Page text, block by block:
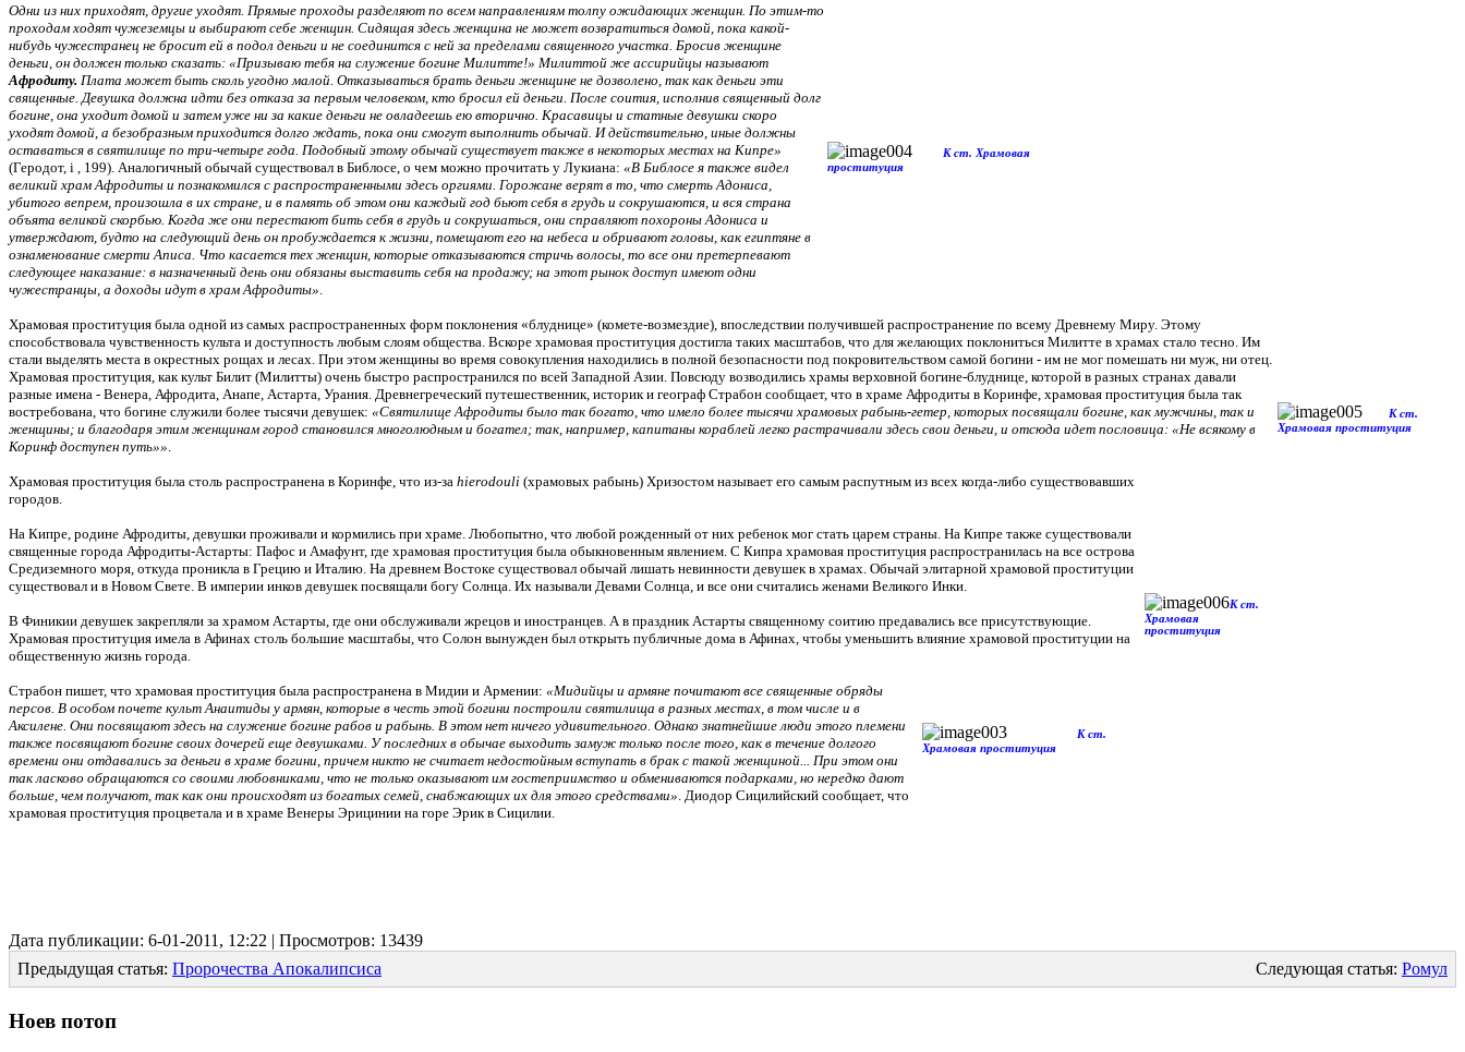
К ст. Храмовая
проституция
Одни из них приходят, другие уходят. Прямые проходы разделяют по всем направлениям толпу ожидающих женщин. По этим-то
проходам ходят чужеземцы и выбирают себе женщин. Сидящая здесь женщина не может возвратиться домой, пока какой-
нибудь чужестранец не бросит ей в подол деньги и не соединится с ней за пределами священного участка. Бросив женщине
деньги, он должен только сказать: «Призываю тебя на служение богине Милитте!» Милиттой же ассирийцы называют
Афродиту. Плата может быть сколь угодно малой. Отказываться брать деньги женщине не дозволено, так как деньги эти
священные. Девушка должна идти без отказа за первым человеком, кто бросил ей деньги. После соития, исполнив священный долг
богине, она уходит домой и затем уже ни за какие деньги не овладеешь ею вторично. Красавицы и статные девушки скоро
уходят домой, а безобразным приходится долго ждать, пока они смогут выполнить обычай. И действительно, иные должны
оставаться в святилище по три-четыре года. Подобный этому обычай существует также в некоторых местах на Кипре»
(Геродот, i , 199). Аналогичный обычай существовал в Библосе, о чем можно прочитать у Лукиана: «В Библосе я также видел
великий храм Афродиты и познакомился с распространенными здесь оргиями. Горожане верят в то, что смерть Адониса,
убитого вепрем, произошла в их стране, и в память об этом они каждый год бьют себя в грудь и сокрушаются, и вся страна
объята великой скорбью. Когда же они перестают бить себя в грудь и сокрушаться, они справляют похороны Адониса и
утверждают, будто на следующий день он пробуждается к жизни, помещают его на небеса и обривают головы, как египтяне в
ознаменование смерти Аписа. Что касается тех женщин, которые отказываются стричь волосы, то все они претерпевают
следующее наказание: в назначенный день они обязаны выставить себя на продажу; на этот рынок доступ имеют одни
чужестранцы, а доходы идут в храм Афродиты»
К ст.
Храмовая проституция
Храмовая проституция была одной из самых распространенных форм поклонения «блуднице» (комете-возмездие), впоследствии получившей распространение по всему Древнему Миру. Этому
способствовала чувственность культа и доступность любым слоям общества. Вскоре храмовая проституция достигла таких масштабов, что для желающих поклониться Милитте в храмах стало тесно. Им
стали выделять места в окрестных рощах и лесах. При этом женщины во время совокупления находились в полной безопасности под покровительством самой богини - им не мог помешать ни муж, ни отец.
Храмовая проституция, как культ Билит (Милитты) очень быстро распространился по всей Западной Азии. Повсюду возводились храмы верховной богине-блуднице, которой в разных странах давали
разные имена - Венера, Афродита, Анапе, Астарта, Урания. Древнегреческий путешественник, историк и географ Страбон сообщает, что в храме Афродиты в Коринфе, храмовая проституция была так
востребована, что богине служили более тысячи девушек: «Святилище Афродиты было так богато, что имело более тысячи храмовых рабынь-гетер, которых посвящали богине, как мужчины, так и
женщины; и благодаря этим женщинам город становился многолюдным и богател; так, например, капитаны кораблей легко растрачивали здесь свои деньги, и отсюда идет пословица: «Не всякому в
Коринф доступен путь»»
К ст.
Храмовая
проституция
Храмовая проституция была столь распространена в Коринфе, что из-за hierodouli (храмовых рабынь) Хризостом называет его самым распутным из всех когда-либо существовавших
городов.
На Кипре, родине Афродиты, девушки проживали и кормились при храме. Любопытно, что любой рожденный от них ребенок мог стать царем страны. На Кипре также существовали
священные города Афродиты-Астарты: Пафос и Амафунт, где храмовая проституция была обыкновенным явлением. С Кипра храмовая проституция распространилась на все острова
Средиземного моря, откуда проникла в Грецию и Италию. На древнем Востоке существовал обычай лишать невинности девушек в храмах. Обычай элитарной храмовой проституции
существовал и в Новом Свете. В империи инков девушек посвящали богу Солнца. Их называли Девами Солнца, и все они считались женами Великого Инки.
В Финикии девушек закрепляли за храмом Астарты, где они обслуживали жрецов и иностранцев. А в праздник Астарты священному соитию предавались все присутствующие.
Храмовая проституция имела в Афинах столь большие масштабы, что Солон вынужден был открыть публичные дома в Афинах, чтобы уменьшить влияние храмовой проституции на
общественную жизнь города.
К ст.
Храмовая проституция
Страбон пишет, что храмовая проституция была распространена в Мидии и Армении: «Мидийцы и армяне почитают все священные обряды
персов. В особом почете культ Анаитиды у армян, которые в честь этой богини построили святилища в разных местах, в том числе и в
Аксилене. Они посвящают здесь на служение богине рабов и рабынь. В этом нет ничего удивительного. Однако знатнейшие люди этого племени
также посвящают богине своих дочерей еще девушками. У последних в обычае выходить замуж только после того, как в течение долгого
времени они отдавались за деньги в храме богини, причем никто не считает недостойным вступать в брак с такой женщиной... При этом они
так ласково обращаются со своими любовниками, что не только оказывают им гостеприимство и обмениваются подарками, но нередко дают
больше, чем получают, так как они происходят из богатых семей, снабжающих их для этого средствами» . Диодор Сицилийский сообщает, что
храмовая проституция процветала и в храме Венеры Эрицинии на горе Эрик в Сицилии.
Дата публикации: 6-01-2011, 12:22 | Просмотров: 13439
Предыдущая статья: Пророчества Апокалипсиса Следующая статья: Ромул
Ноев потоп